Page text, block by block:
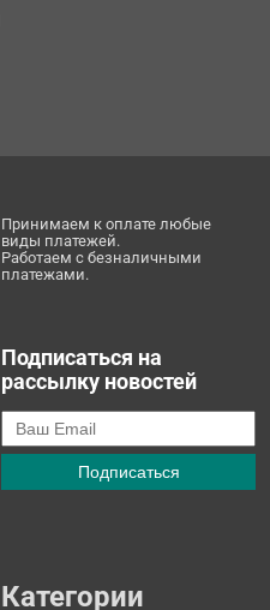
Принимаем к оплате любые
виды платежей.
Работаем с безналичными
платежами.
Подписаться на
рассылку новостей
Категории